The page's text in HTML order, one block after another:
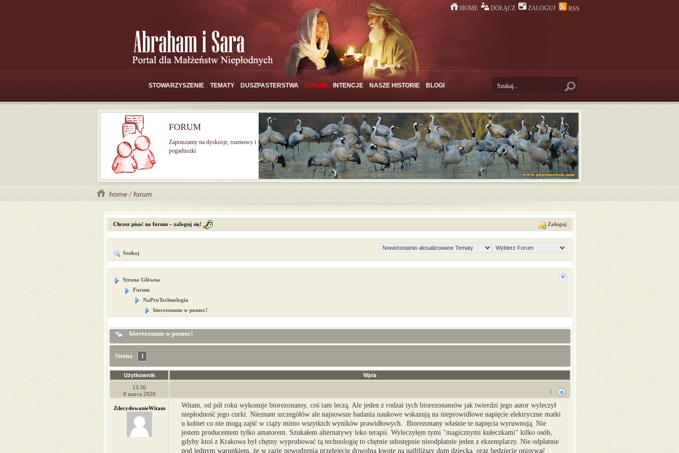
HOME DOŁĄCZ ZALOGUJ RSS
STOWARZYSZENIE TEMATY DUSZPASTERSTWA FORUM INTENCJE NASZE HISTORIE BLOGI
FORUM
Zapraszamy na dyskusje, rozmowy i
pogaduszki
home /forum
Chcesz pisać na forum – zaloguj się! Zaloguj
Szukaj
Strona Główna
Forum
NaProTechnologia
biorezonans w pomoc!
biorezonans w pomoc!
Strona 1
Użytkownik Wpis
13:36
8 marca 2020
ZdecydowanieWitam
1
Witam, od pół roku wykonuje biorezonansy, coś tam leczą. Ale jeden z rodzai tych biorezonansów jak twierdzi jego autor wyleczył
niepłodność jego curki. Nieznam szczegółów ale najnowsze badania naukowe wskazują na nieprowidłowe napięcie elektryczne matki
u kobiet co nie mogą zajść w ciąży mimo wszytkich wyników prawidłowych. Biorezonany właśnie te napięcia wyruwnują. Nie
jestem producentem tylko amatorem. Szukałem alternatywy leko terapii. Wyleczyłęm tymi "magicznymi kułeczkami" kilko osób,
gdyby ktoś z Krakowa był chętny wyprubować tą technologię to chętnie udostępnie nieodpłatnie jeden z ekzemplarzy. Nie odpłatnie
pod jednym warunkiem, że w razie powodzenia przelejecie dowolną kwotę na najbliższy dom dziecka, oraz będziecie opisywać